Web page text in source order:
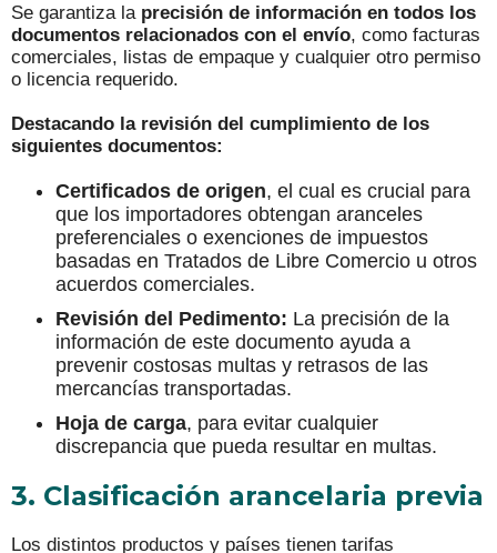
Se garantiza la precisión de información en todos los
documentos relacionados con el envío, como facturas
comerciales, listas de empaque y cualquier otro permiso
o licencia requerido.
Destacando la revisión del cumplimiento de los
siguientes documentos:
Certificados de origen, el cual es crucial para
que los importadores obtengan aranceles
preferenciales o exenciones de impuestos
basadas en Tratados de Libre Comercio u otros
acuerdos comerciales.
Revisión del Pedimento: La precisión de la
información de este documento ayuda a
prevenir costosas multas y retrasos de las
mercancías transportadas.
Hoja de carga, para evitar cualquier
discrepancia que pueda resultar en multas.
3. Clasificación arancelaria previa
Los distintos productos y países tienen tarifas